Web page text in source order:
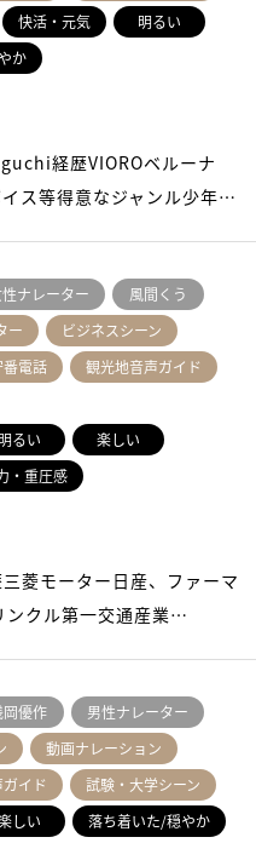
快活・元気
明るい
か
経歴VIOROベルーナ
ス等得意なジャンル少年…
ナレーター
風間くう
ー
ビジネスシーン
番電話
観光地音声ガイド
明るい
楽しい
・重圧感
菱モーター日産、ファーマ
ンクル第一交通産業…
岡優作
男性ナレーター
動画ナレーション
イド
試験・大学シーン
しい
落ち着いた/穏やか